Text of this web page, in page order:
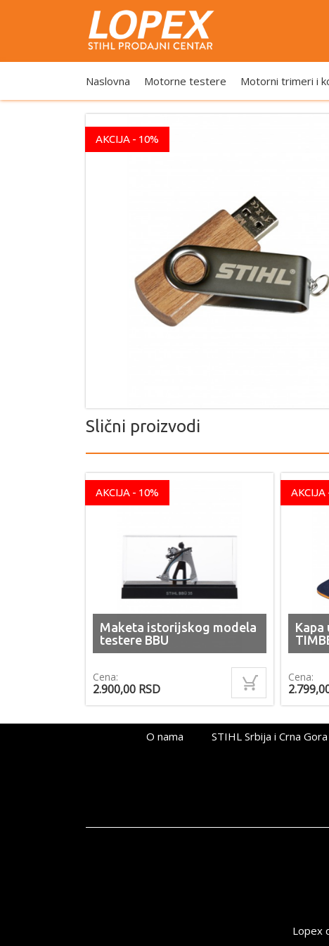
Naslovna Motorne testere Motorni trimeri i
AKCIJA - 10%
Slični proizvodi
AKCIJA - 10%
Maketa istorijskog modela
testere BBU
Cena:
2.900,00 RSD
AKCIJA
Kapa
Cena:
O nama STIHL Srbija i Crna Gora
Lopex